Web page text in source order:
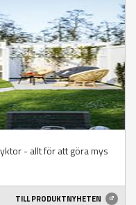
- allt för att göra mys
TILL PRODUKTNYHETEN